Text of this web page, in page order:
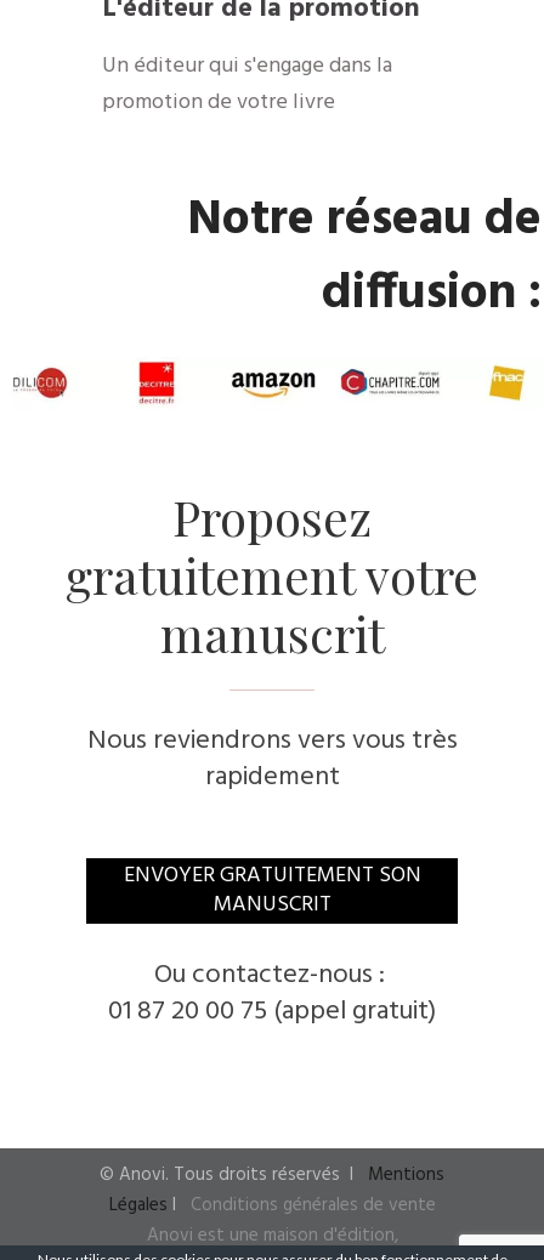
​L'éditeur de la promotion
​Un éditeur qui s'engage dans la
promotion de votre livre
​Notre réseau de
diffusion :
​Proposez
gratuitement votre
manuscrit
Nous reviendrons vers vous très
rapidement
​ENVOYER GRATUITEMENT SON
MANUSCRIT
​Ou contactez-nous :
01 87 20 00 75 (appel gratuit)
© ​Anovi. ​Tous droits réservés I ​ Mentions
Légales I Conditions générales de vente
Anovi est une maison d'édition,